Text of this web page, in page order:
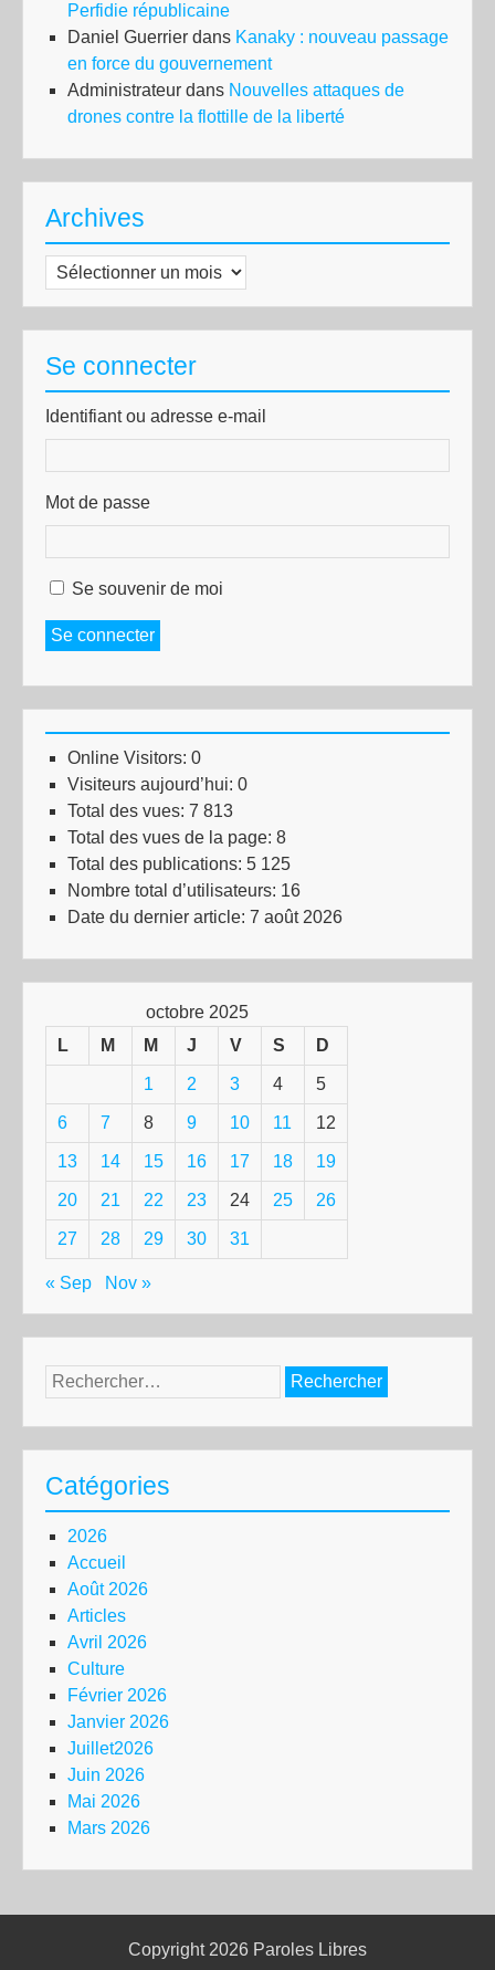
Perfidie républicaine
Daniel Guerrier dans Kanaky : nouveau passage
en force du gouvernement
Administrateur dans Nouvelles attaques de
drones contre la flottille de la liberté
Archives
Archives
Se connecter
Identifiant ou adresse e-mail
Mot de passe
Se souvenir de moi
Se connecter
Online Visitors: 0
Visiteurs aujourd’hui: 0
Total des vues: 7 813
Total des vues de la page: 8
Total des publications: 5 125
Nombre total d’utilisateurs: 16
Date du dernier article: 7 août 2026
octobre 2025
L
M M J V S D
1 2 3 4 5
6 7 8 9 10 11 12
13 14 15 16 17 18 19
20 21 22 23 24 25 26
27 28 29 30 31
« Sep Nov »
Rechercher :
Catégories
2026
Accueil
Août 2026
Articles
Avril 2026
Culture
Février 2026
Janvier 2026
Juillet2026
Juin 2026
Mai 2026
Mars 2026
Copyright 2026 Paroles Libres